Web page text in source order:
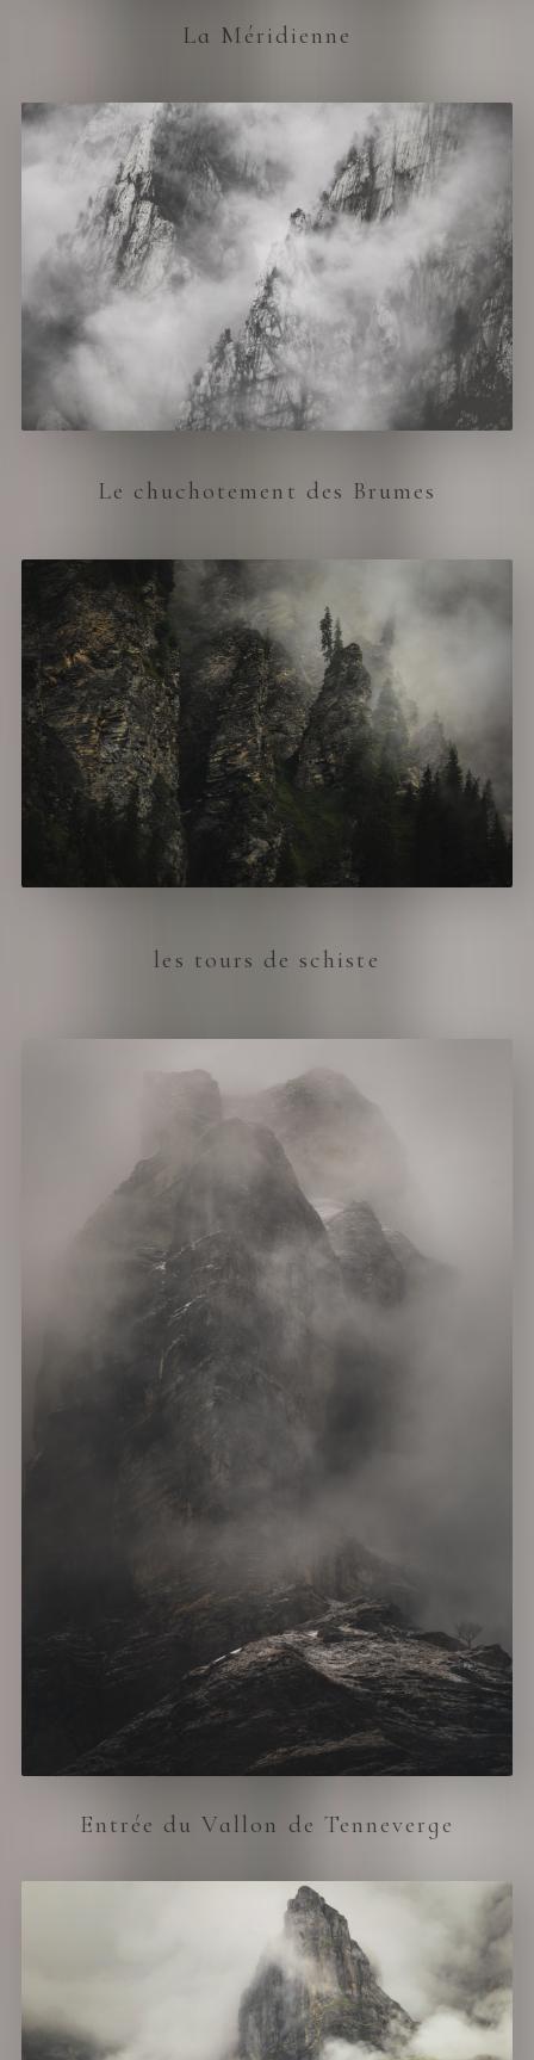
La Méridienne
Le chuchotement des Brumes
les tours de schiste
Entrée du Vallon de Tenneverge